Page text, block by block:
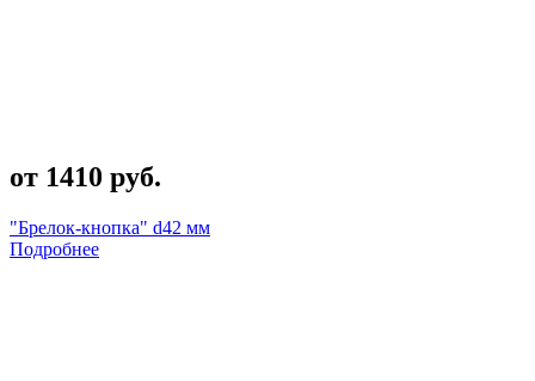
от 1410 руб.
"Брелок-кнопка" d42 мм
Подробнее